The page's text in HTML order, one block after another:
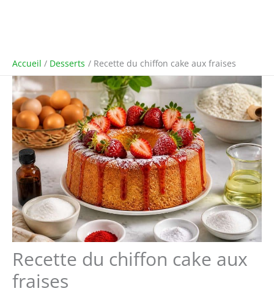
Accueil Desserts Recette du chiffon cake aux fraises
Recette du chiffon cake aux
fraises